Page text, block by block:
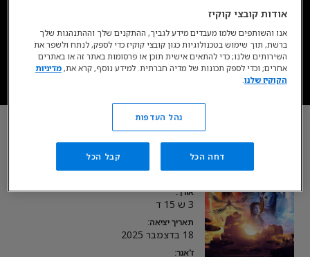
זמין בסטרימינג כעת בדיסני+*
עכשיו ב- DISNEY+
אווטאר: אש ואפר
סיווג צפייה:
12+
אורך:
3 ש 15 ד
תאריך יציאה:
18 בדצמבר 2025
ז'אנר:
אודות קובצי קוקיז
אנו והשותפים שלמו מעבדים מידע לגביך, ההתקנים שלך וההתנהגות שלך
ברשת, תוך שימוש בטכנולוגיות כגון קובצי קוקיז כדי לספק, לנתח ולשפר את
השירותים שלנו; כדי להתאים אישית תוכן או פרסומות באתר זה או באתרים
אחרים; וכדי לספק תכונות של מדיה חברתית. למידע נוסף, קרא את,מדיניות
הקוקיז שלנו.
נהל העדפות
דחה הכל קבל הכל